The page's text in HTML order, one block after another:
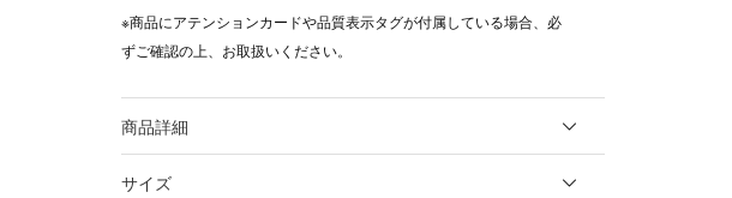
※商品にアテンションカードや品質表示タグが付属している場合、必
ずご確認の上、お取扱いください。
商品詳細
サイズ